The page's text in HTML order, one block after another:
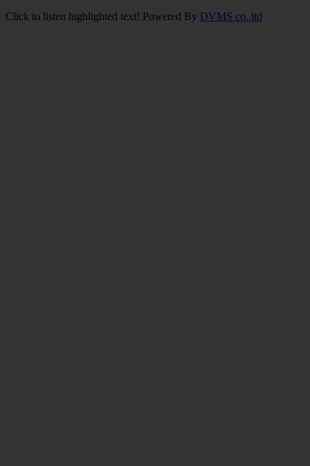
Click to listen highlighted text! Powered By DVMS co.,ltd